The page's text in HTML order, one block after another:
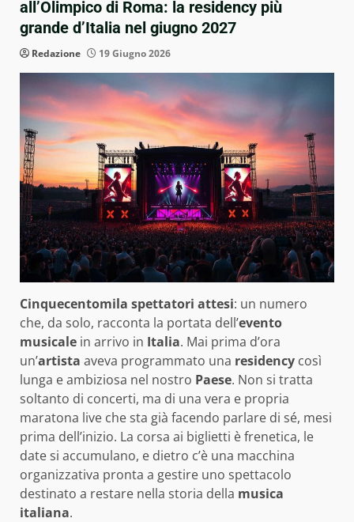
all’Olimpico di Roma: la residency più
grande d’Italia nel giugno 2027
Redazione 19 Giugno 2026
Cinquecentomila spettatori attesi: un numero
che, da solo, racconta la portata dell’evento
musicale in arrivo in Italia. Mai prima d’ora
un’artista aveva programmato una residency così
lunga e ambiziosa nel nostro Paese. Non si tratta
soltanto di concerti, ma di una vera e propria
maratona live che sta già facendo parlare di sé, mesi
prima dell’inizio. La corsa ai biglietti è frenetica, le
date si accumulano, e dietro c’è una macchina
organizzativa pronta a gestire uno spettacolo
destinato a restare nella storia della musica
italiana.